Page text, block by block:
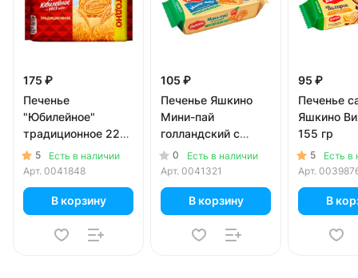
175 ₽
Печенье
"Юбилейное"
традиционное 224
гр 5
Есть в наличии
Арт. 0041848
В корзину
105 ₽
Печенье Яшкино
Мини-пай
голландский с
яблочной начинкой
180 гр
0
Есть в наличии
Арт. 0041321
В корзину
95 ₽
Печенье
Яшкино
155 гр
5
Есть в
Арт.
В